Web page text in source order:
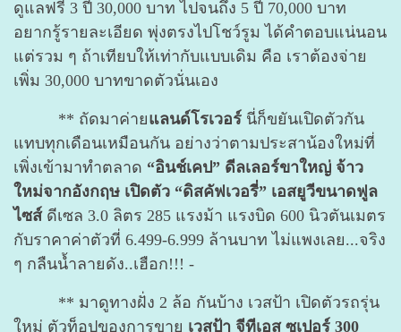
ดูแลฟรี 3 ปี 30,000 บาท ไปจนถึง 5 ปี 70,000 บาท
อยากรู้รายละเอียด พุ่งตรงไปโชว์รูม ได้คำตอบแน่นอน
แต่รวม ๆ ถ้าเทียบให้เท่ากับแบบเดิม คือ เราต้องจ่าย
เพิ่ม 30,000 บาทขาดตัวนั่นเอง
** ถัดมาค่ายแลนด์โรเวอร์ นี่ก็ขยันเปิดตัวกัน
แทบทุกเดือนเหมือนกัน อย่างว่าตามประสาน้องใหม่ที่
เพิ่งเข้ามาทำตลาด “อินช์เคป” ดีลเลอร์ขาใหญ่ จ้าว
ใหม่จากอังกฤษ เปิดตัว “ดิสคัฟเวอรี่” เอสยูวีขนาดฟูล
ไซส์ดีเซล 3.0 ลิตร 285 แรงม้า แรงบิด 600 นิวตันเมตร
กับราคาค่าตัวที่ 6.499-6.999 ล้านบาท ไม่แพงเลย...จริง
ๆ กลืนน้ำลายดัง..เฮือก!!! -
** มาดูทางฝั่ง 2 ล้อ กันบ้าง เวสป้า เปิดตัวรถรุ่น
ใหม่ ตัวท็อปของการขาย เวสป้า จีทีเอส ซูเปอร์ 300